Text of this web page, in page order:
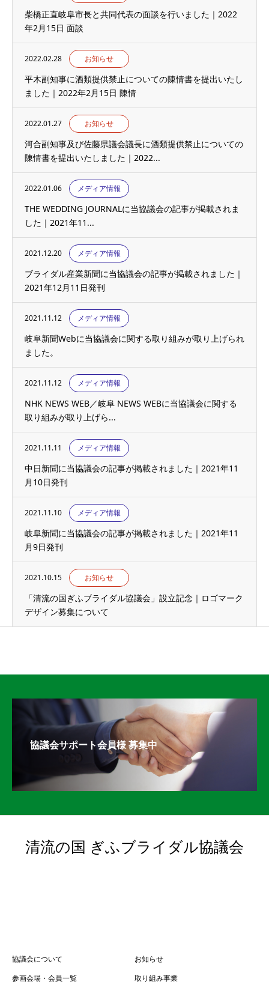
柴橋正直岐阜市長と共同代表の面談を行いました｜2022
年2月15日 面談
2022.02.28 お知らせ
平木副知事に酒類提供禁止についての陳情書を提出いたし
ました｜2022年2月15日 陳情
2022.01.27 お知らせ
河合副知事及び佐藤県議会議長に酒類提供禁止についての
陳情書を提出いたしました｜2022...
2022.01.06 メディア情報
THE WEDDING JOURNALに当協議会の記事が掲載されま
した｜2021年11...
2021.12.20 メディア情報
ブライダル産業新聞に当協議会の記事が掲載されました｜
2021年12月11日発刊
2021.11.12 メディア情報
岐阜新聞Webに当協議会に関する取り組みが取り上げられ
ました。
2021.11.12 メディア情報
NHK NEWS WEB／岐阜 NEWS WEBに当協議会に関する
取り組みが取り上げら...
2021.11.11 メディア情報
中日新聞に当協議会の記事が掲載されました｜2021年11
月10日発刊
2021.11.10 メディア情報
岐阜新聞に当協議会の記事が掲載されました｜2021年11
月9日発刊
2021.10.15 お知らせ
「清流の国ぎふブライダル協議会」設立記念｜ロゴマーク
デザイン募集について
協議会サポート会員様 募集中
清流の国 ぎふブライダル協議会
協議会について
お知らせ
参画会場・会員一覧
取り組み事業